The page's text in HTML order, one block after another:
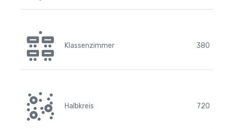
Klassenzimmer 380
Halbkreis 720